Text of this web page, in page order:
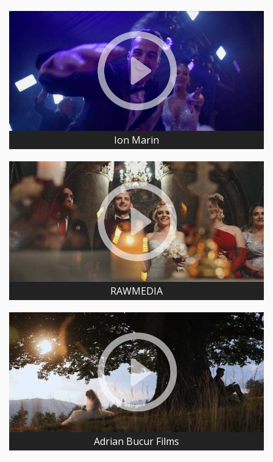
Ion Marin
RAWMEDIA
Adrian Bucur Films